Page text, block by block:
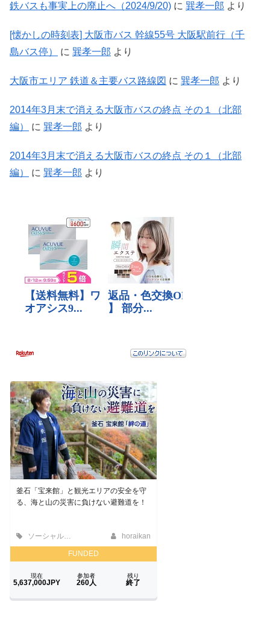
鉄バスも事実上の廃止へ（2024/9/20) に 巽孝一郎 より
[懐かしの時刻表] 大阪市バス 幹線55号 大阪駅前行（千
島バス停）
に 巽孝一郎 より
大阪市エリア 鉄道＆主要バス路線図 に 巽孝一郎 より
2014年3月末で消える大阪市バスの終点 その１（北部
編）
に 巽孝一郎 より
2014年3月末で消える大阪市バスの終点 その１（北部
編）
に 巽孝一郎 より